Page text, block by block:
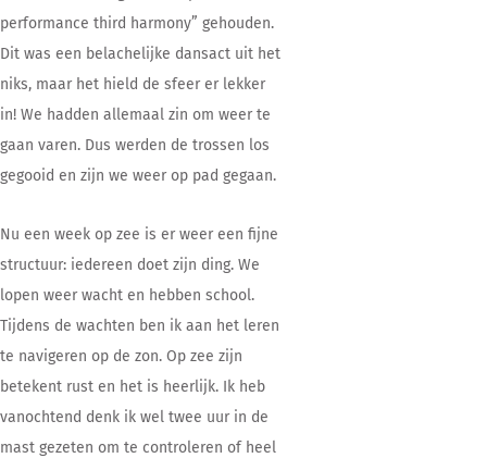
performance third harmony” gehouden.
Dit was een belachelijke dansact uit het
niks, maar het hield de sfeer er lekker
in! We hadden allemaal zin om weer te
gaan varen. Dus werden de trossen los
gegooid en zijn we weer op pad gegaan.
Nu een week op zee is er weer een fijne
structuur: iedereen doet zijn ding. We
lopen weer wacht en hebben school.
Tijdens de wachten ben ik aan het leren
te navigeren op de zon. Op zee zijn
betekent rust en het is heerlijk. Ik heb
vanochtend denk ik wel twee uur in de
mast gezeten om te controleren of heel